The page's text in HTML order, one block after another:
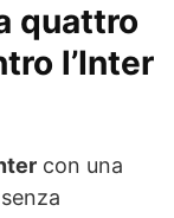
quattro
l’Inter
con una